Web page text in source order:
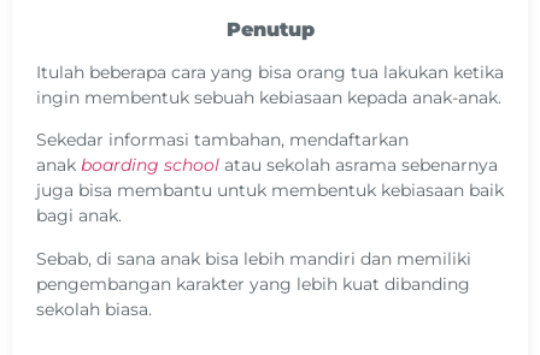
Penutup
Itulah beberapa cara yang bisa orang tua lakukan ketika
ingin membentuk sebuah kebiasaan kepada anak-anak.
Sekedar informasi tambahan, mendaftarkan
anak boarding school atau sekolah asrama sebenarnya
juga bisa membantu untuk membentuk kebiasaan baik
bagi anak.
Sebab, di sana anak bisa lebih mandiri dan memiliki
pengembangan karakter yang lebih kuat dibanding
sekolah biasa.